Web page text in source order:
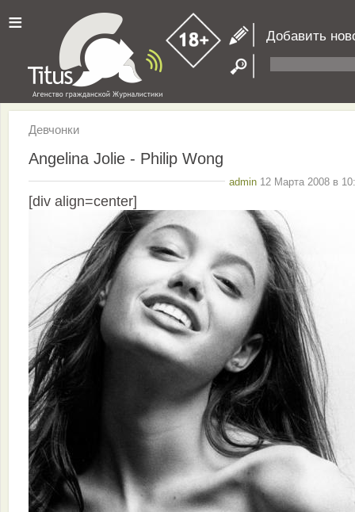
≡ Добавить
Девчонки
Angelina Jolie - Philip Wong
admin 12 Марта 2008 в
[div align=center]